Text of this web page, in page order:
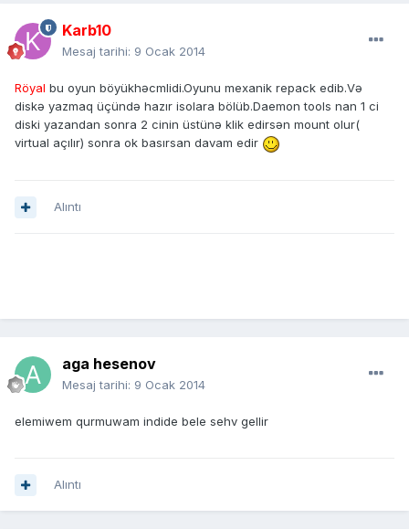
Karb10
Mesaj tarihi: 9 Ocak 2014
Röyal bu oyun böyükhəcmlidi.Oyunu mexanik repack edib.Və
diskə yazmaq üçündə hazır isolara bölüb.Daemon tools nan 1 ci
diski yazandan sonra 2 cinin üstünə klik edirsən mount olur(
virtual açılır) sonra ok basırsan davam edir
Alıntı
aga hesenov
Mesaj tarihi: 9 Ocak 2014
elemiwem qurmuwam indide bele sehv gellir
Alıntı